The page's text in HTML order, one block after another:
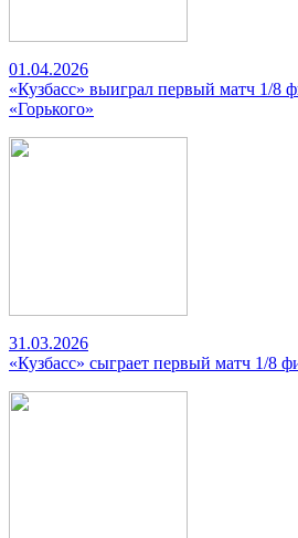
01.04.2026
«Кузбасс» выиграл первый матч 1/8
«Горького»
31.03.2026
«Кузбасс» сыграет первый матч 1/8